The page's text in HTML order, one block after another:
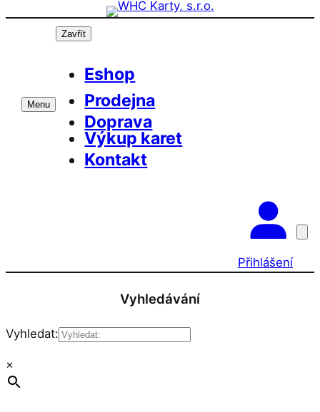
Přeskočit
Menu
Zavřít
Eshop
Prodejna
Doprava
Výkup karet
Kontakt
Přihlášení
Vyhledávání
Vyhledat:
×